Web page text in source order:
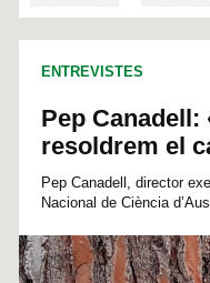
ENTREVISTES
Pep
resoldrem el
Pep Canadell, director
Nacional de Ciència